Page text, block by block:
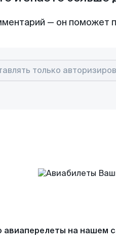
— он поможет
авиаперелеты на нашем